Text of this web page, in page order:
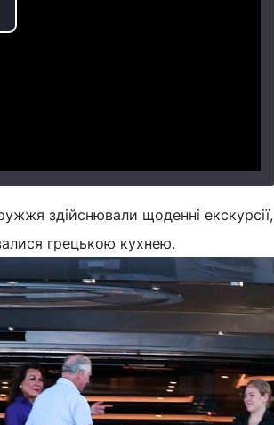
здійснювали щоденні екскурсії,
грецькою кухнею.